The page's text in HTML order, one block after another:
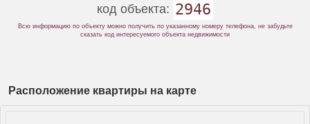
код объекта: 2946
Всю информацию по объекту можно получить по указанному номеру телефона, не забудьте
сказать код интересуемого объекта недвижимости
Расположение квартиры на карте